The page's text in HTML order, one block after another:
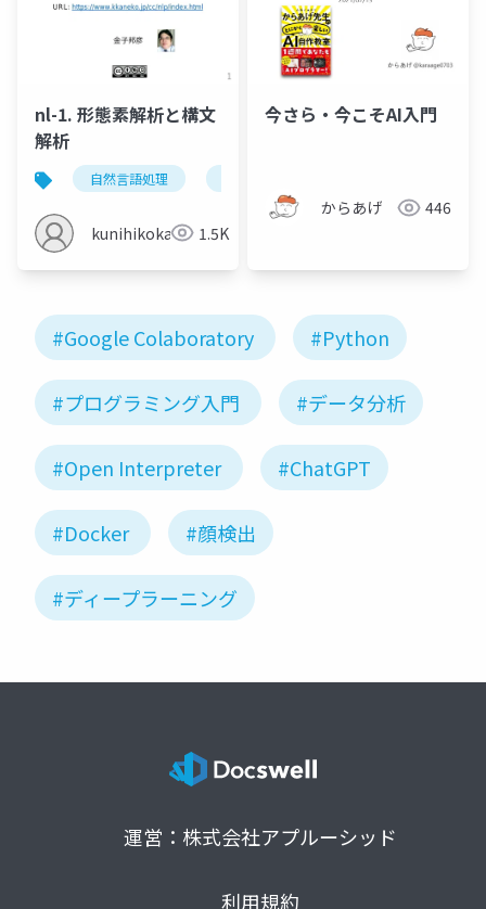
nl-1. 形態素解析と構文
解析
自然言語処理
kunihikokaneko1.5K
今さら・今こそAI入門
からあげ 446
#Google Colaboratory #Python
#プログラミング入門 #データ分析
#Open Interpreter #ChatGPT
#Docker #顔検出
#ディープラーニング
運営：株式会社アプルーシッド
利用規約